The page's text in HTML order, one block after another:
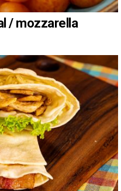
/ mozzarella